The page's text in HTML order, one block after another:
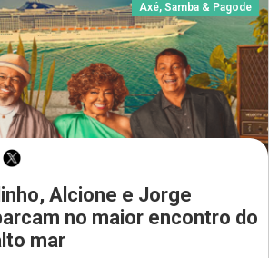
Axé, Samba & Pagode
Alcione e Jorge
no maior encontro do
mar